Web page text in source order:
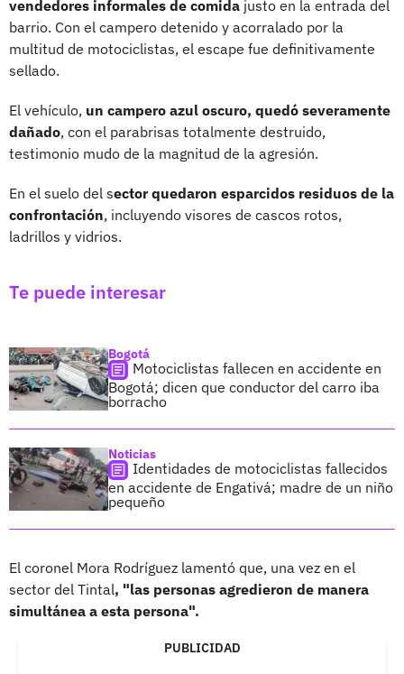
vendedores informales de comida justo en la entrada del
barrio. Con el campero detenido y acorralado por la
multitud de motociclistas, el escape fue definitivamente
sellado.
El vehículo, un campero azul oscuro, quedó severamente
dañado, con el parabrisas totalmente destruido,
testimonio mudo de la magnitud de la agresión.
En el suelo del sector quedaron esparcidos residuos de la
confrontación, incluyendo visores de cascos rotos,
ladrillos y vidrios.
Te puede interesar
Bogotá
Motociclistas fallecen en accidente en
Bogotá; dicen que conductor del carro iba
borracho
Noticias
Identidades de motociclistas fallecidos
en accidente de Engativá; madre de un niño
pequeño
El coronel Mora Rodríguez lamentó que, una vez en el
sector del Tintal, "las personas agredieron de manera
simultánea a esta persona".
PUBLICIDAD